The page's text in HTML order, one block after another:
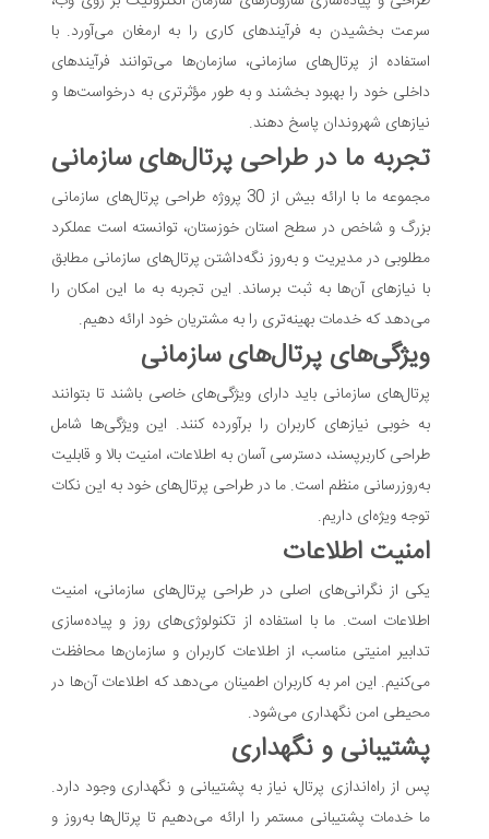
سرعت بخشیدن به فرآیندهای کاری را به ارمغان می‌آورد. با
استفاده از پرتال‌های سازمانی، سازمان‌ها می‌توانند فرآیندهای
داخلی خود را بهبود بخشند و به طور مؤثرتری به درخواست‌ها و
نیازهای شهروندان پاسخ دهند.
تجربه ما در طراحی پرتال‌های سازمانی
مجموعه ما با ارائه بیش از 30 پروژه طراحی پرتال‌های سازمانی
بزرگ و شاخص در سطح استان خوزستان، توانسته است عملکرد
مطلوبی در مدیریت و به‌روز نگه‌داشتن پرتال‌های سازمانی مطابق
با نیازهای آن‌ها به ثبت برساند. این تجربه به ما این امکان را
می‌دهد که خدمات بهینه‌تری را به مشتریان خود ارائه دهیم.
ویژگی‌های پرتال‌های سازمانی
پرتال‌های سازمانی باید دارای ویژگی‌های خاصی باشند تا بتوانند
به خوبی نیازهای کاربران را برآورده کنند. این ویژگی‌ها شامل
طراحی کاربرپسند، دسترسی آسان به اطلاعات، امنیت بالا و قابلیت
به‌روزرسانی منظم است. ما در طراحی پرتال‌های خود به این نکات
توجه ویژه‌ای داریم.
امنیت اطلاعات
یکی از نگرانی‌های اصلی در طراحی پرتال‌های سازمانی، امنیت
اطلاعات است. ما با استفاده از تکنولوژی‌های روز و پیاده‌سازی
تدابیر امنیتی مناسب، از اطلاعات کاربران و سازمان‌ها محافظت
می‌کنیم. این امر به کاربران اطمینان می‌دهد که اطلاعات آن‌ها در
محیطی امن نگهداری می‌شود.
پشتیبانی و نگهداری
پس از راه‌اندازی پرتال، نیاز به پشتیبانی و نگهداری وجود دارد.
ما خدمات پشتیبانی مستمر را ارائه می‌دهیم تا پرتال‌ها به‌روز و